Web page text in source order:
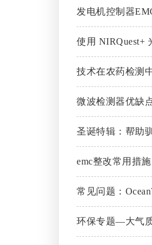
发电机控制器
使用 NIRQuest+
技术在农药检测
微波检测器优缺
圣诞特辑：帮助
emc整改常用措施
常见问题：
环保专题—大气